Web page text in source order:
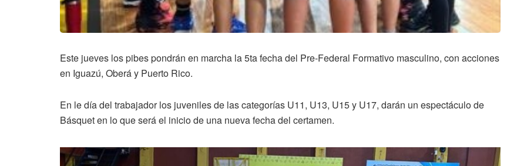
Este jueves los pibes pondrán en marcha la 5ta fecha del Pre-Federal Formativo masculino, con acciones
en Iguazú, Oberá y Puerto Rico.
En le día del trabajador los juveniles de las categorías U11, U13, U15 y U17, darán un espectáculo de
Básquet en lo que será el inicio de una nueva fecha del certamen.